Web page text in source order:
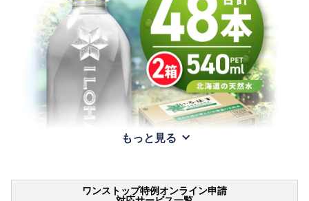
もっと見る
ワンストップ特例オンライン申請